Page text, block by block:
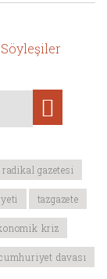
Söyleşiler
radikal gazetesi
tazgazete
kriz
davası